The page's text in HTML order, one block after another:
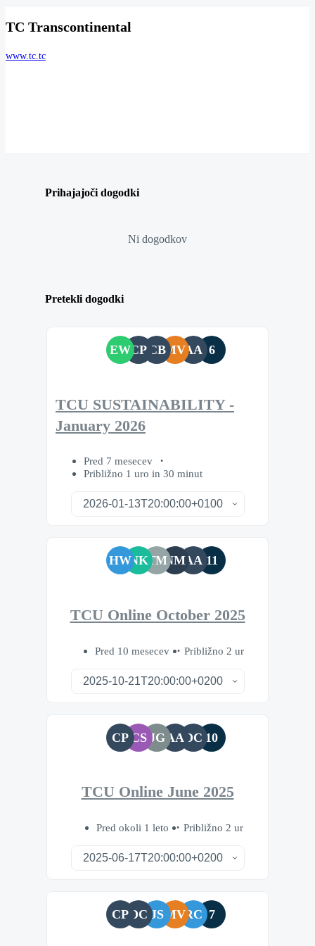
TC Transcontinental
www.tc.tc
Prihajajoči dogodki
Ni dogodkov
Pretekli dogodki
EWCP CBMVAA 6
TCU SUSTAINABILITY -
January 2026
Pred 7 mesecev
Približno 1 uro in 30 minut
HWNKTMNMAA 11
TCU Online October 2025
Pred 10 mesecev Približno 2 ur
CP CS JG AA DC 10
TCU Online June 2025
Pred okoli 1 leto Približno 2 ur
CP DC JS MVRC 7